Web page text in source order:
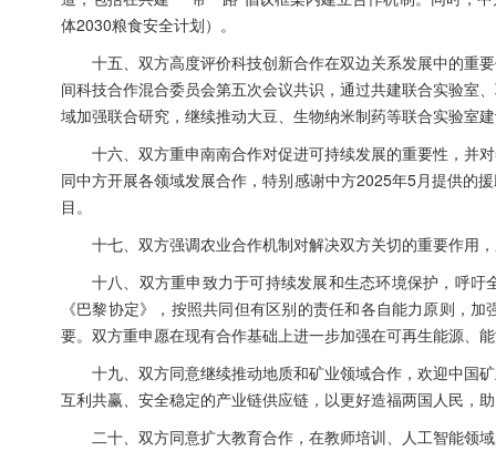
体2030粮食安全计划）。
十五、双方高度评价科技创新合作在双边关系发展中的重
间科技合作混合委员会第五次会议共识，通过共建联合实验室
域加强联合研究，继续推动大豆、生物纳米制药等联合实验室
十六、双方重申南南合作对促进可持续发展的重要性，并
同中方开展各领域发展合作，特别感谢中方2025年5月提供的
目。
十七、双方强调农业合作机制对解决双方关切的重要作用
十八、双方重申致力于可持续发展和生态环境保护，呼
《巴黎协定》，按照共同但有区别的责任和各自能力原则，
要。双方重申愿在现有合作基础上进一步加强在可再生能源、
十九、双方同意继续推动地质和矿业领域合作，欢迎中国
互利共赢、安全稳定的产业链供应链，以更好造福两国人民，
二十、双方同意扩大教育合作，在教师培训、人工智能领